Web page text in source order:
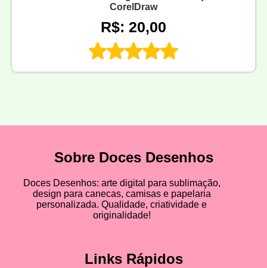
CorelDraw
R$: 20,00
Sobre Doces Desenhos
Doces Desenhos: arte digital para sublimação,
design para canecas, camisas e papelaria
personalizada. Qualidade, criatividade e
originalidade!
Links Rápidos